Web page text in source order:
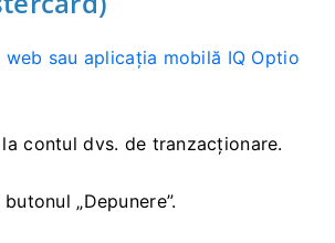
web sau aplicația mobilă IQ Optio
la contul dvs. de tranzacționare.
„Depunere”.